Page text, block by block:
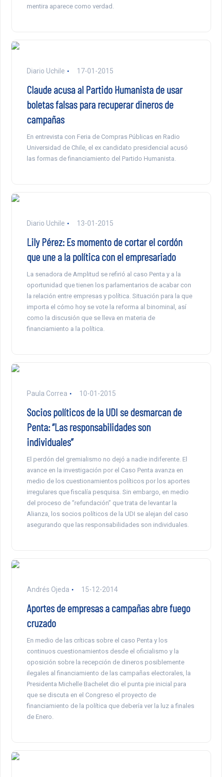
mentira aparece como verdad.
Diario Uchile 17-01-2015
Claude acusa al Partido Humanista de usar
boletas falsas para recuperar dineros de
campañas
En entrevista con Feria de Compras Públicas en Radio
Universidad de Chile, el ex candidato presidencial acusó
las formas de financiamiento del Partido Humanista.
Diario Uchile 13-01-2015
Lily Pérez: Es momento de cortar el cordón
que une a la política con el empresariado
La senadora de Amplitud se refirió al caso Penta y a la
oportunidad que tienen los parlamentarios de acabar con
la relación entre empresas y política. Situación para la que
importa el cómo hoy se vote la reforma al binominal, así
como la discusión que se lleva en materia de
financiamiento a la política.
Paula Correa 10-01-2015
Socios políticos de la UDI se desmarcan de
Penta: “Las responsabilidades son
individuales”
El perdón del gremialismo no dejó a nadie indiferente. El
avance en la investigación por el Caso Penta avanza en
medio de los cuestionamientos políticos por los aportes
irregulares que fiscalía pesquisa. Sin embargo, en medio
del proceso de “refundación” que trata de levantar la
Alianza, los socios políticos de la UDI se alejan del caso
asegurando que las responsabilidades son individuales.
Andrés Ojeda 15-12-2014
Aportes de empresas a campañas abre fuego
cruzado
En medio de las críticas sobre el caso Penta y los
continuos cuestionamientos desde el oficialismo y la
oposición sobre la recepción de dineros posiblemente
ilegales al financiamiento de las campañas electorales, la
Presidenta Michelle Bachelet dio el punta pie inicial para
que se discuta en el Congreso el proyecto de
financiamiento de la política que debería ver la luz a finales
de Enero.